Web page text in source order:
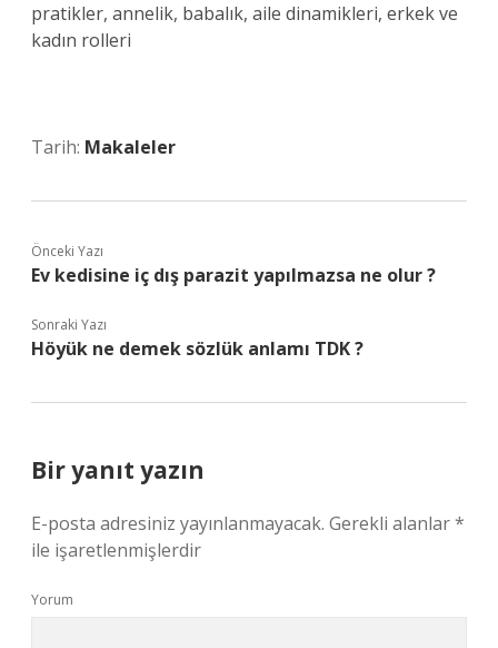
pratikler, annelik, babalık, aile dinamikleri, erkek ve
kadın rolleri
Tarih: Makaleler
Önceki Yazı
Ev kedisine iç dış parazit yapılmazsa ne olur ?
Sonraki Yazı
Höyük ne demek sözlük anlamı TDK ?
Bir yanıt yazın
E-posta adresiniz yayınlanmayacak. Gerekli alanlar*
ile işaretlenmişlerdir
Yorum